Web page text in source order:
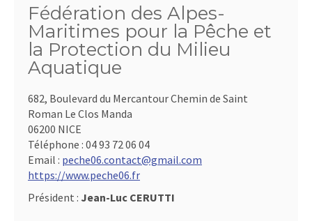
Fédération des Alpes-
Maritimes pour la Pêche et
la Protection du Milieu
Aquatique
682, Boulevard du Mercantour Chemin de Saint
Roman Le Clos Manda
06200 NICE
Téléphone : 04 93 72 06 04
Email : peche06.contact@gmail.com
https://www.peche06.fr
Président : Jean-Luc CERUTTI